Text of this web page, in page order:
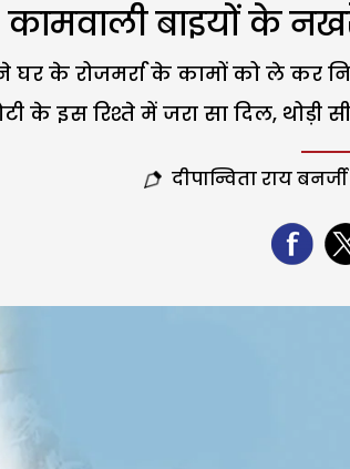
कामवाली बाइयों के
के रोजमर्रा के कामों को ले कर
के इस रिश्ते में जरा सा दिल,
दीपान्विता राय बनर्जी